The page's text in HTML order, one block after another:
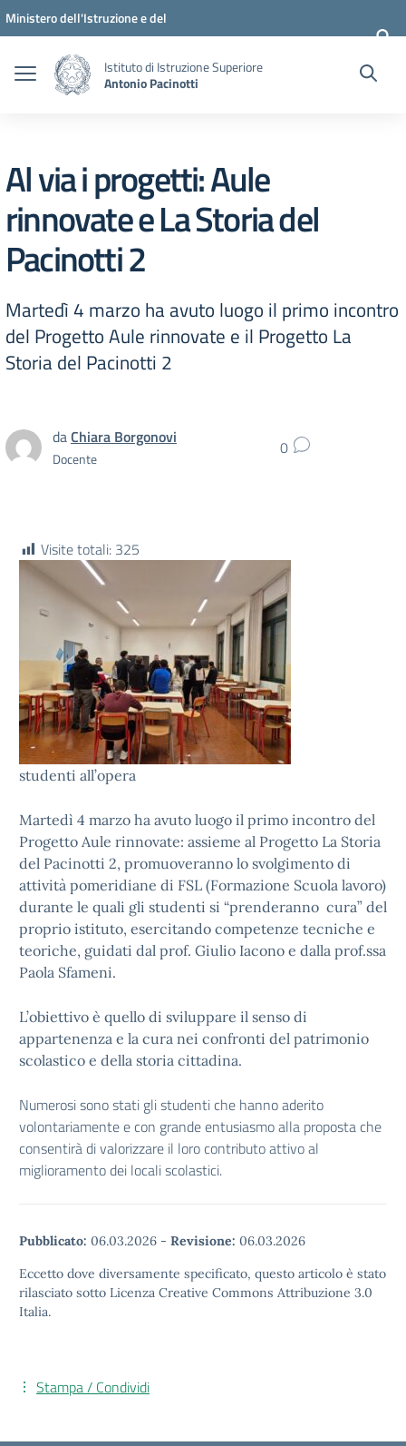
Vai ai contenuti
Vai al menu di navigazione
Vai al footer
Ministero dell'Istruzione e del
Istituto di Istruzione Superiore
Antonio Pacinotti
Al via i progetti: Aule
rinnovate e La Storia del
Pacinotti 2
Martedì 4 marzo ha avuto luogo il primo incontro
del Progetto Aule rinnovate e il Progetto La
Storia del Pacinotti 2
daChiara Borgonovi
Docente 0
Visite totali: 325
studenti all’opera
Martedì 4 marzo ha avuto luogo il primo incontro del
Progetto Aule rinnovate: assieme al Progetto La Storia
del Pacinotti 2, promuoveranno lo svolgimento di
attività pomeridiane di FSL (Formazione Scuola lavoro)
durante le quali gli studenti si “prenderanno cura” del
proprio istituto, esercitando competenze tecniche e
teoriche, guidati dal prof. Giulio Iacono e dalla prof.ssa
Paola Sfameni.
L’obiettivo è quello di sviluppare il senso di
appartenenza e la cura nei confronti del patrimonio
scolastico e della storia cittadina.
Numerosi sono stati gli studenti che hanno aderito
volontariamente e con grande entusiasmo alla proposta che
consentirà di valorizzare il loro contributo attivo al
miglioramento dei locali scolastici.
Pubblicato: 06.03.2026 - Revisione: 06.03.2026
Eccetto dove diversamente specificato, questo articolo è stato
rilasciato sotto Licenza Creative Commons Attribuzione 3.0
Italia.
Stampa / Condividi